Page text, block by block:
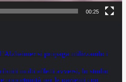
00:25
si propaga utilizzando i
molti effetti avversi, lo studio
opportunità per le pazienti con